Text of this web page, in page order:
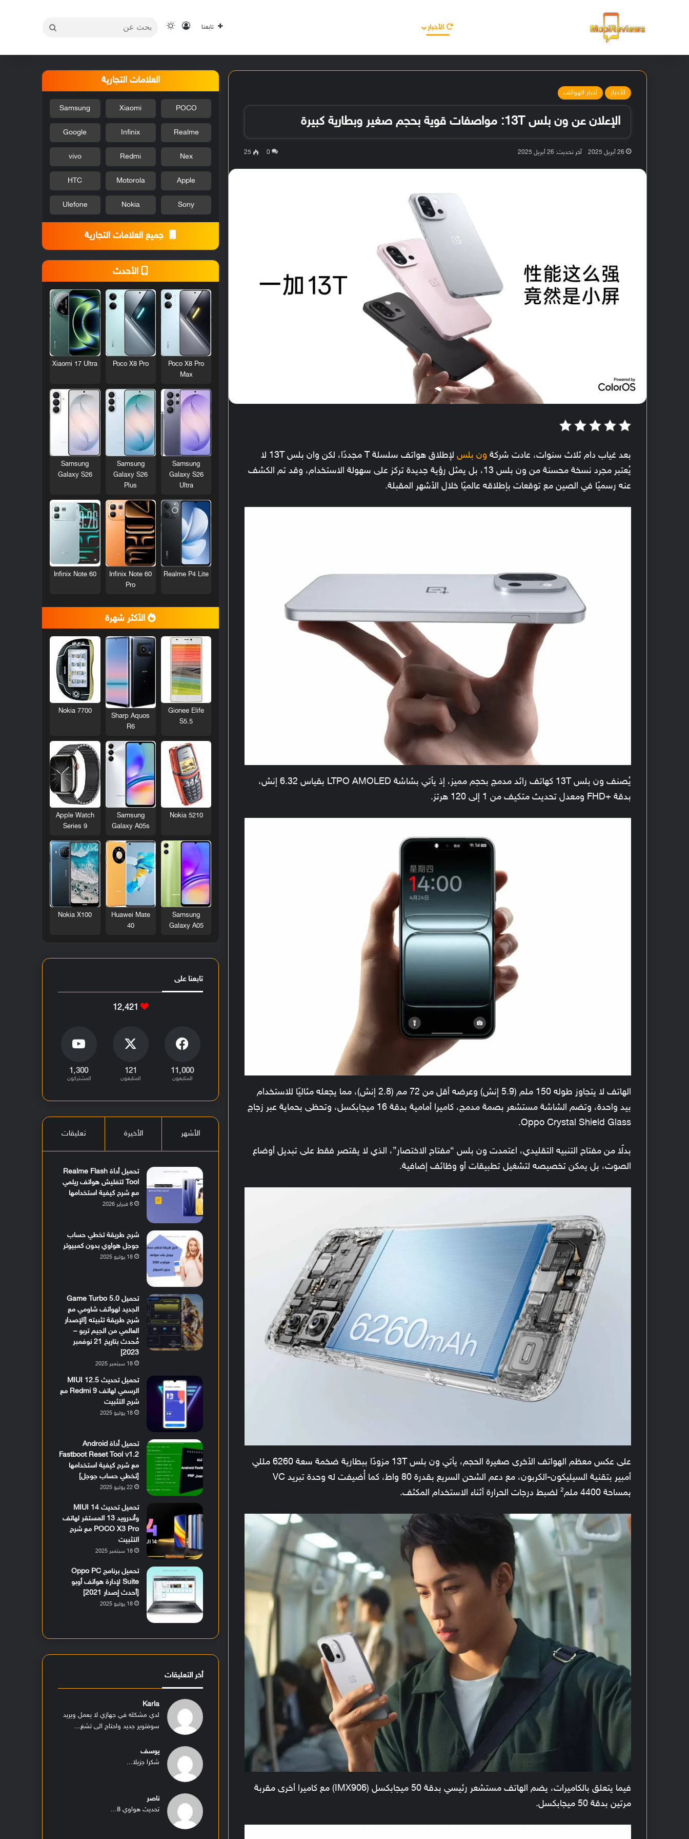
الأخبار تابعنا تسجيل الدخول
الوضع المظلم بحث
الأخبار أخبار الهواتف
الإعلان عن ون بلس 13T: مواصفات قوية بحجم صغير وبطارية كبيرة
26 أبريل 2025 آخر تحديث: 26 أبريل 2025 0
25
بعد غياب دام ثلاث سنوات، عادت شركة ون بلس
لإطلاق هواتف سلسلة T مجددًا، لكن وان بلس 13T لا
يُعتبر مجرد نسخة محسنة من ون بلس 13، بل يمثل رؤية جديدة تركز على سهولة الاستخدام، وقد تم الكشف
عنه رسميًا في الصين مع توقعات بإطلاقه عالميًا خلال الأشهر المقبلة.
يُصنف ون بلس 13T كهاتف رائد مدمج بحجم مميز، إذ يأتي بشاشة LTPO AMOLED بقياس 6.32 إنش،
بدقة +FHD ومعدل تحديث متكيف من 1 إلى 120 هرتز.
الهاتف لا يتجاوز طوله 150 ملم (5.9 إنش) وعرضه أقل من 72 مم (2.8 إنش)، مما يجعله مثاليًا للاستخدام
بيد واحدة، وتضم الشاشة مستشعر بصمة مدمج، كاميرا أمامية بدقة 16 ميجابكسل، وتحظى بحماية عبر زجاج
Oppo Crystal Shield Glass.
بدلًا من مفتاح التنبيه التقليدي، اعتمدت ون بلس “مفتاح الاختصار”، الذي لا يقتصر فقط على تبديل أوضاع
الصوت، بل يمكن تخصيصه لتشغيل تطبيقات أو وظائف إضافية.
على عكس معظم الهواتف الأخرى صغيرة الحجم، يأتي ون بلس 13T مزودًا ببطارية ضخمة سعة 6260 مللي
أمبير بتقنية السيليكون-الكربون، مع دعم الشحن السريع بقدرة 80 واط، كما أُضيفت له وحدة تبريد VC
بمساحة 4400 ملم² لضبط درجات الحرارة أثناء الاستخدام المكثف.
فيما يتعلق بالكاميرات، يضم الهاتف مستشعر رئيسي بدقة 50 ميجابكسل (IMX906) مع كاميرا أخرى مقربة
مرتين بدقة 50 ميجابكسل.
العلامات التجارية
POCO
Xiaomi
Samsung
Realme
Infinix
Google
Nex
Redmi
vivo
Apple
Motorola
HTC
Sony
Nokia
Ulefone
جميع العلامات التجارية
الأحدث
Poco X8 Pro
Max
Poco X8 Pro
Xiaomi 17 Ultra
Samsung
Galaxy S26
Ultra
Samsung
Galaxy S26
Plus
Samsung
Galaxy S26
Realme P4 Lite
Infinix Note 60
Pro
Infinix Note 60
الأكثر شهرة
Gionee Elife
S5.5
Sharp Aquos
R6
Nokia 7700
Nokia 5210
Samsung
Galaxy A05s
Apple Watch
Series 9
Samsung
Galaxy A05
Huawei Mate
40
Nokia X100
تابعنا على
12٬421
11٬000
المتابعون
121
المتابعون
1٬300
المشتركون
الأشهر الأخيرة تعليقات
تحميل أداة Realme Flash
Tool لتفليش هواتف ريلمي
مع شرح كيفية استخدامها
8 فبراير 2026
شرح طريقة تخطي حساب
جوجل هواوي بدون كمبيوتر
18 يوليو 2025
تحميل Game Turbo 5.0
الجديد لهواتف شاومي مع
شرح طريقة تثبيته [الإصدار
العالمي من الجيم تربو –
مُحدث بتاريخ 21 نوفمبر
2023]
18 سبتمبر 2025
تحميل تحديث MIUI 12.5
الرسمي لهاتف Redmi 9 مع
شرح التثبيت
18 يوليو 2025
تحميل أداة Android
Fastboot Reset Tool v1.2
مع شرح كيفية استخدامها
[تخطي حساب جوجل]
22 يوليو 2025
تحميل تحديث MIUI 14
وأندرويد 13 المستقر لهاتف
POCO X3 Pro مع شرح
التثبيت
18 سبتمبر 2025
تحميل برنامج Oppo PC
Suite لإدارة هواتف أوبو
[أحدث إصدار 2021]
18 يوليو 2025
أخر التعليقات
Karla
لدي مشكله في جهازي لا يعمل ويريد
سوفتوير جديد واحتاج الى تشغ...
يوسف
شكرا جزيلا...
ناصر
تحديث هواوي 8...